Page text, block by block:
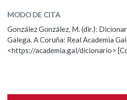
BUSCAR NO CONTIDO
Nas definicións
Observación
Nome
MODO DE CITA
González González, M. (dir.):
Galega. A Coruña: Real Academia
<https://academia.gal/dicionario>